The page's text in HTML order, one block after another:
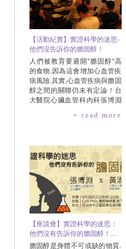
【活動紀實】實證科學的迷思-
他們沒告訴你的膽固醇！
人們被教育要避開"膽固醇"高
的食物,因為這會增加心血管疾
病風險.其實,心血管疾病與膽固
醇之間的關聯仍未有定論！台
大醫院心臟血管科內科張博淵
淑英常務理事,今晚與大家一同
實證科學的限制及最重要的—
該如何看待、認知這些與民眾
身體健康相關的"科學實證"結
果.台灣女人連線常務理事針對
與膽固醇相關的性別差異與研
究進行討論.Q&A時間,張博淵醫
師、黃淑英常務理事及與會者
針對史達汀類藥物、研究是否
應做性別分析進行深度討論.
+ read more
【座談會】實證科學的迷思：
他們沒有告訴你的膽固醇！...
膽固醇是身體不可或缺的物質.